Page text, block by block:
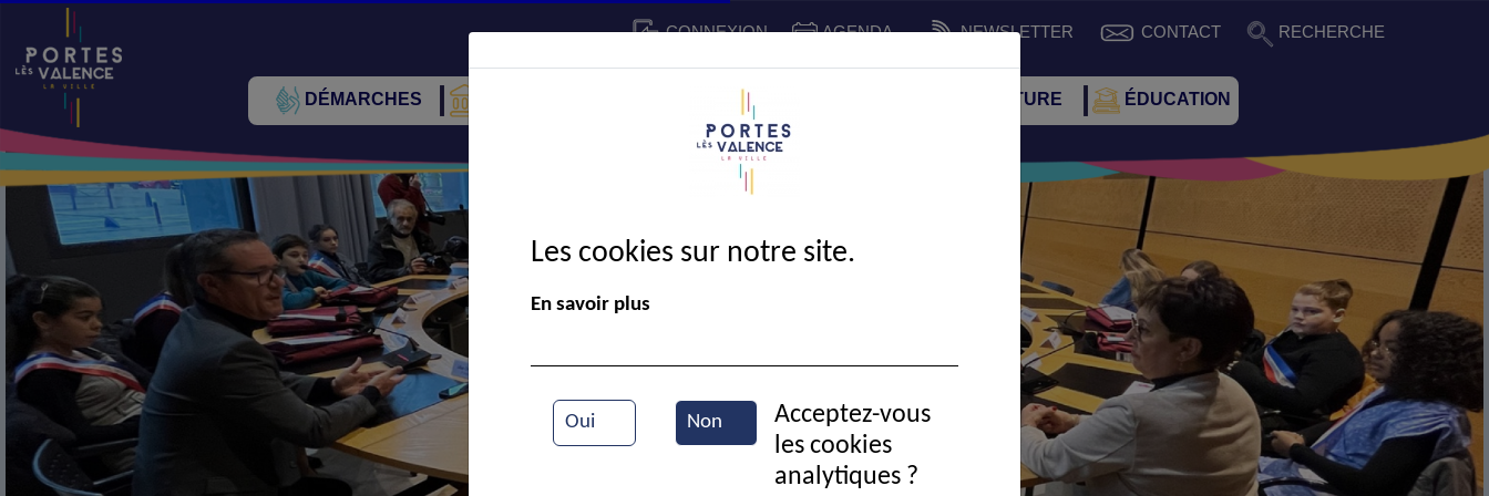
CONNEXION AGENDA NEWSLETTER CONTACT RECHERCHE
DÉMARCHES CADRE DE VIE SPORT ET CULTURE ÉDUCATION
Election du CMJ
Les cookies sur notre site.
En savoir plus
Oui Non
Acceptez-vous
les cookies
analytiques ?